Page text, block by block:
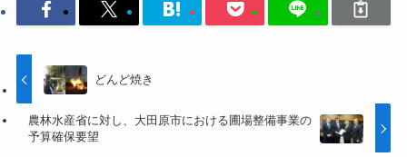
どんど焼き
農林水産省に対し、大田原市における圃場整備事業の
予算確保要望